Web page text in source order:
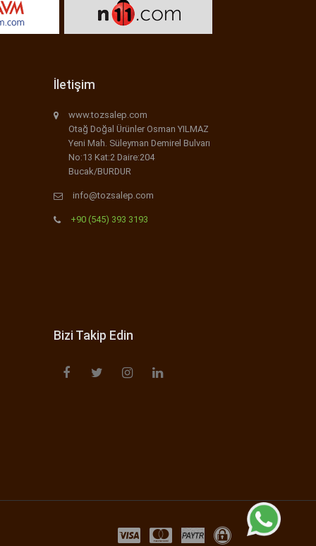
İletişim
www.tozsalep.com
Otağ Doğal Ürünler Osman YILMAZ
Yeni Mah. Süleyman Demirel Bulvarı
No:13 Kat:2 Daire:204
Bucak/BURDUR
info@tozsalep.com
+90 (545) 393 3193
Bizi Takip Edin